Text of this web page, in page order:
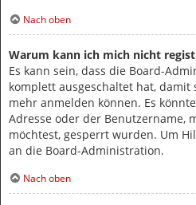
Nach oben
Warum kann ich mich nicht
Es kann sein, dass die Board-
komplett ausgeschaltet hat, damit
mehr anmelden können. Es
Adresse oder der Benutzername,
möchtest, gesperrt wurden. Um
an die Board-Administration.
Nach oben